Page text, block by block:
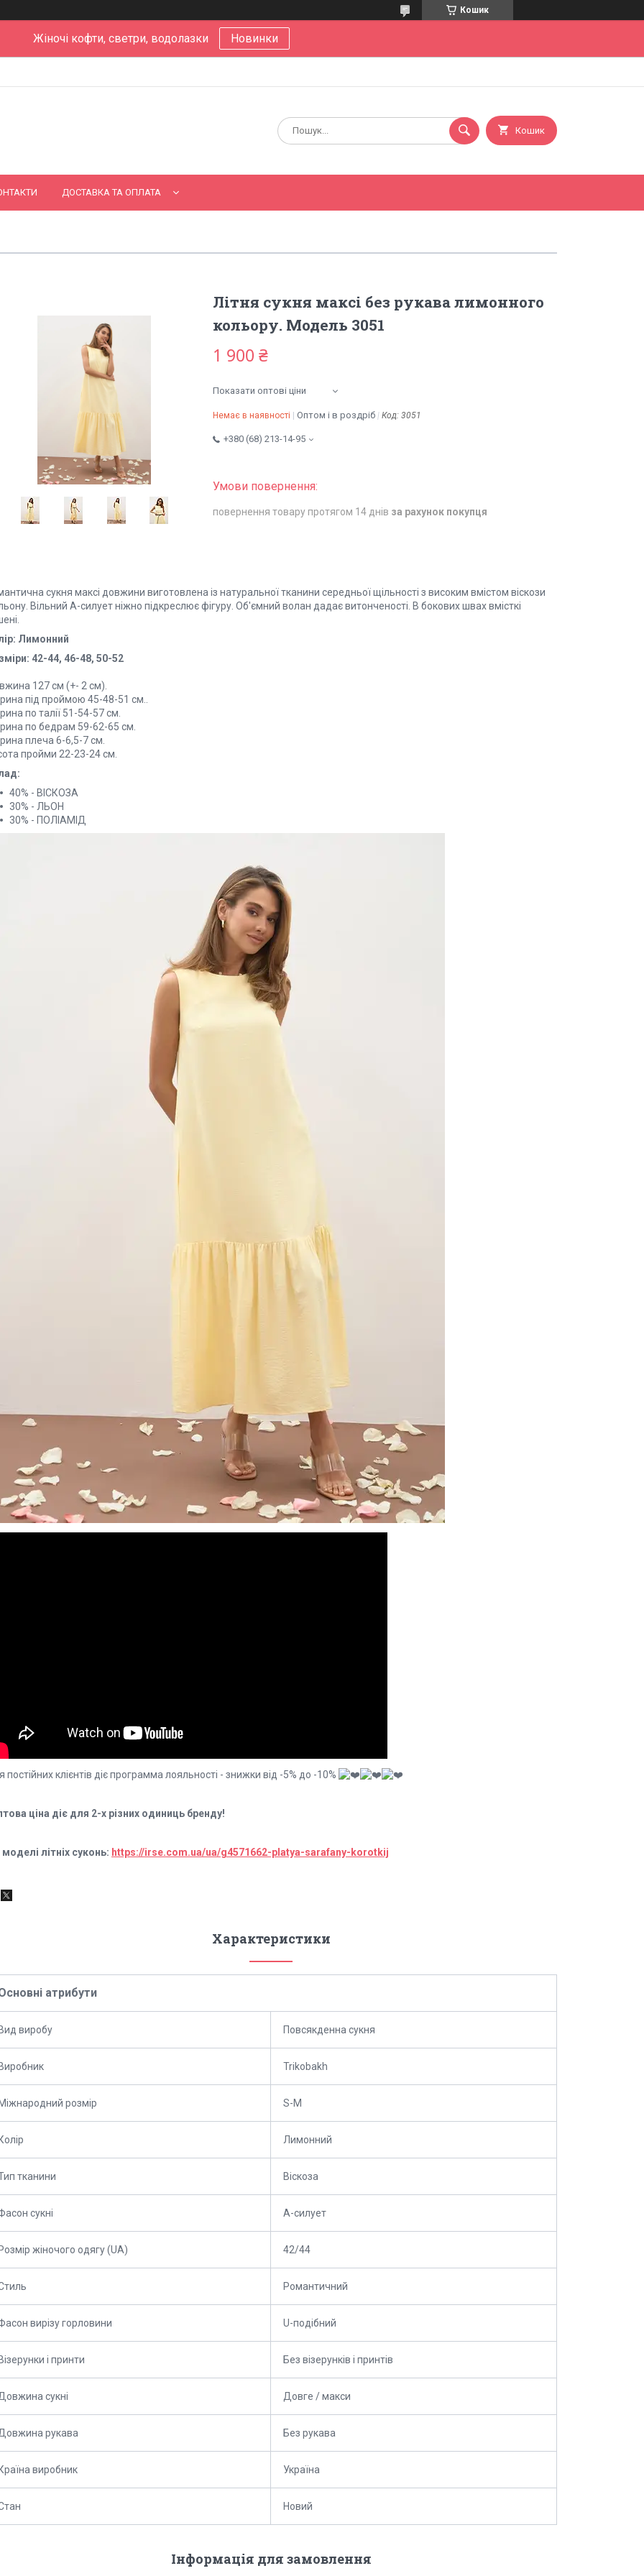
Кошик
Жіночі кофти, светри, водолазки Новинки
Кошик
ДОСТАВКА ТА ОПЛАТА
Літня сукня максі без рукава лимонного
кольору. Модель 3051
1 900 ₴
Показати оптові ціни
Немає в наявності Оптом і в роздріб Код: 3051
+380 (68) 213-14-95
повернення товару протягом 14 днів за рахунок покупця
сукня максі довжини виготовлена із натуральної тканини середньої щільності з високим вмістом віскози
Вільний А-силует ніжно підкреслює фігуру. Об'ємний волан дадає витонченості. В бокових швах вмісткі
Лимонний
42-44, 46-48, 50-52
127 см (+- 2 см).
під проймою 45-48-51 см..
по талії 51-54-57 см.
по бедрам 59-62-65 см.
плеча 6-6,5-7 см.
пройми 22-23-24 см.
40% - ВІСКОЗА
30% - ЛЬОН
30% - ПОЛІАМІД
постійних клієнтів діє программа лояльності - знижки від -5% до -10%
ціна діє для 2-х різних одиниць бренду!
моделі літніх суконь: https://irse.com.ua/ua/g4571662-platya-sarafany-korotkij
Характеристики
атрибути
Вид виробу Повсякденна сукня
Виробник Trikobakh
Міжнародний розмір S-M
Колір Лимонний
тканини Віскоза
сукні А-силует
Розмір жіночого одягу (UA) 42/44
Романтичний
вирізу горловини U-подібний
Візерунки і принти Без візерунків і принтів
сукні Довге / макси
рукава Без рукава
Країна виробник Україна
Новий
Інформація для замовлення